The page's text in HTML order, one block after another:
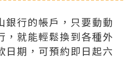
銀行的帳戶，只要動動
，就能輕鬆換到各種外
日期，可預約即日起六